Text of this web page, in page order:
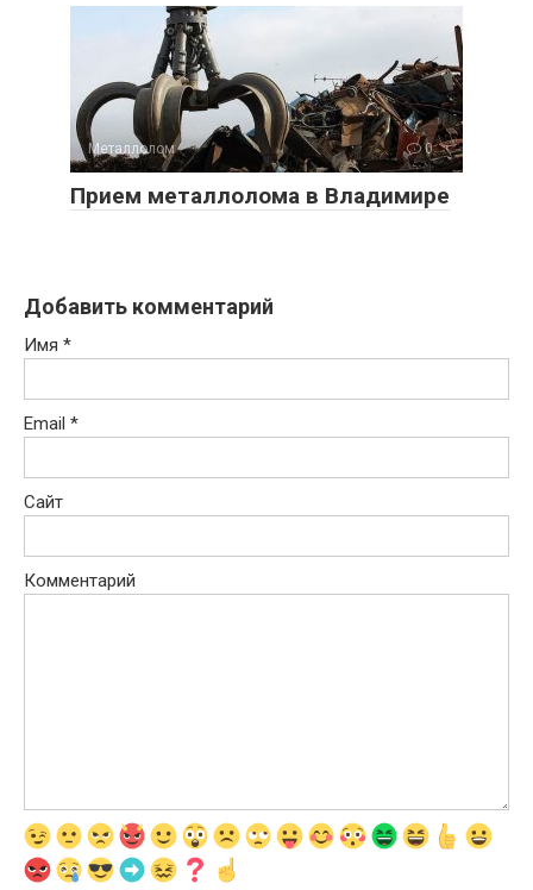
Металлолом 0
Прием металлолома в Владимире
Добавить комментарий
Имя *
Email *
Сайт
Комментарий